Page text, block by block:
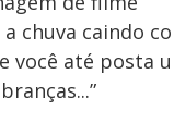
chuva caindo
você até posta